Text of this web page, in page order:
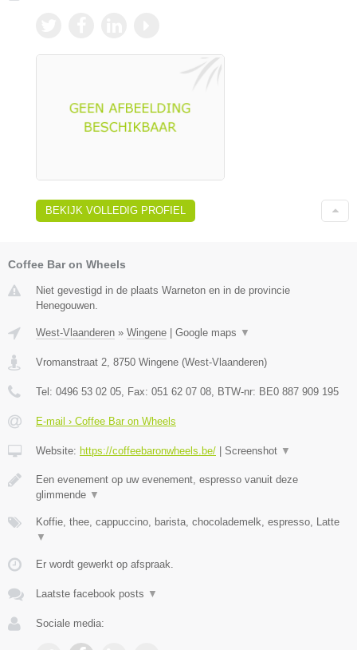
BEKIJK VOLLEDIG PROFIEL
Coffee Bar on Wheels
Niet gevestigd in de plaats Warneton en in de provincie
Henegouwen.
West-Vlaanderen » Wingene Google maps ▼
Vromanstraat 2, 8750 Wingene (West-Vlaanderen)
Tel: 0496 53 02 05, Fax: 051 62 07 08, BTW-nr: BE0 887 909 195
E-mail › Coffee Bar on Wheels
Website: https://coffeebaronwheels.be/ Screenshot ▼
Een evenement op uw evenement, espresso vanuit deze
glimmende ▼
Koffie, thee, cappuccino, barista, chocolademelk, espresso, Latte
▼
Er wordt gewerkt op afspraak.
Laatste facebook posts ▼
Sociale media: